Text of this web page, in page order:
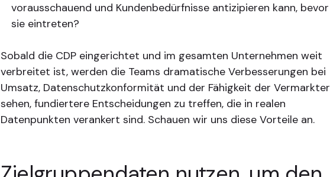
vorausschauend und Kundenbedürfnisse antizipieren kann, bevor
sie eintreten?
Sobald die CDP eingerichtet und im gesamten Unternehmen weit
verbreitet ist, werden die Teams dramatische Verbesserungen bei
Umsatz, Datenschutzkonformität und der Fähigkeit der Vermarkter
sehen, fundiertere Entscheidungen zu treffen, die in realen
Datenpunkten verankert sind. Schauen wir uns diese Vorteile an.